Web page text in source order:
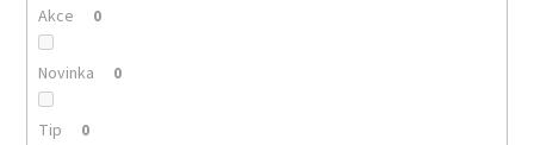
Akce 0
Novinka 0
Tip 0
m